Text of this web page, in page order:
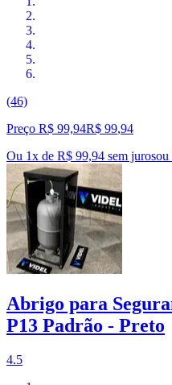
(46)
Preço R$ 99,94R$ 99,94
Ou 1x de R$ 99,94 sem jurosou
Abrigo para
P13 Padrão - Preto
4.5